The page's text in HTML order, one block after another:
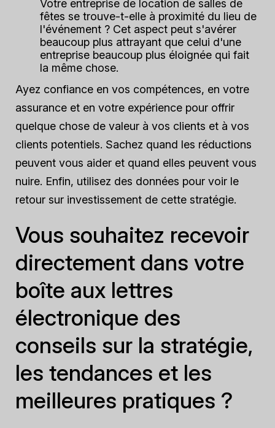
Votre entreprise de location de salles de
fêtes se trouve-t-elle à proximité du lieu de
l'événement ? Cet aspect peut s'avérer
beaucoup plus attrayant que celui d'une
entreprise beaucoup plus éloignée qui fait
la même chose.
Ayez confiance en vos compétences, en votre
assurance et en votre expérience pour offrir
quelque chose de valeur à vos clients et à vos
clients potentiels. Sachez quand les réductions
peuvent vous aider et quand elles peuvent vous
nuire. Enfin, utilisez des données pour voir le
retour sur investissement de cette stratégie.
Vous souhaitez recevoir
directement dans votre
boîte aux lettres
électronique des
conseils sur la stratégie,
les tendances et les
meilleures pratiques ?